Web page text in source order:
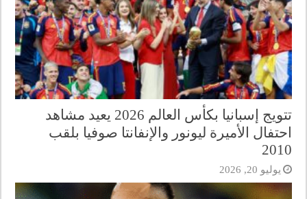
تتويج إسبانيا بكأس العالم 2026 يعيد مشاهد
احتفال الأميرة ليونور والإنفانتا صوفيا بلقب
2010
يوليو 20, 2026